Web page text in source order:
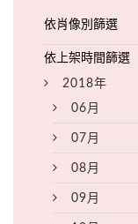
2018年
06月
07月
08月
09月